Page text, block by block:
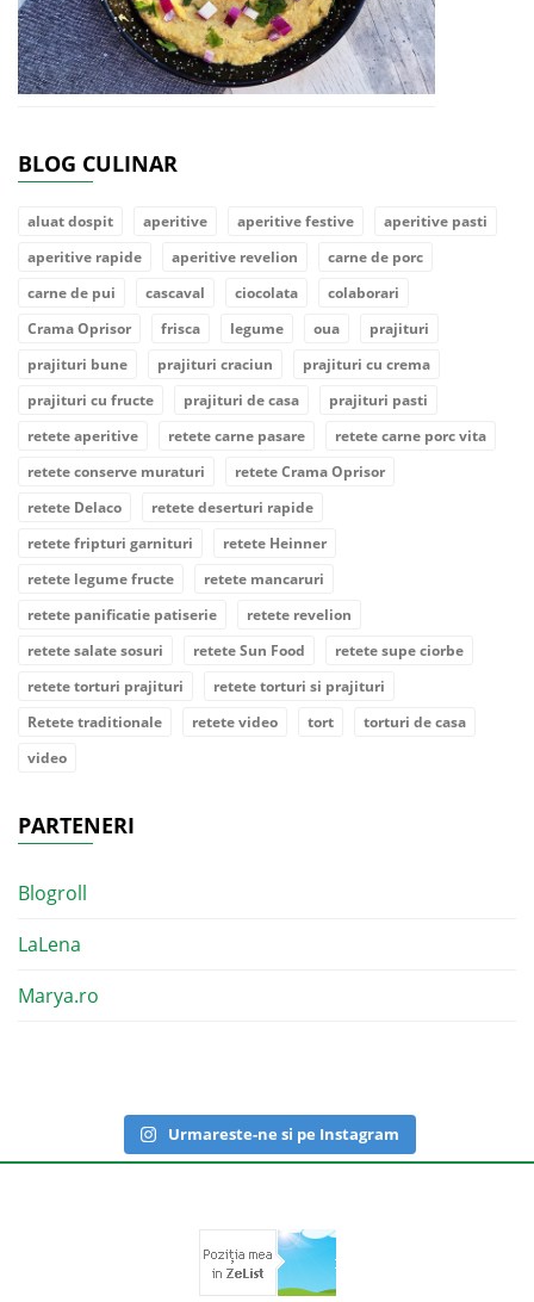
BLOG CULINAR
aluat dospit aperitive aperitive festive
aperitive pasti
aperitive rapide
aperitive revelion
carne de porc
carne de pui
cascaval ciocolata
colaborari
Crama Oprisor
frisca legume oua
prajituri
prajituri bune
prajituri craciun
prajituri cu crema
prajituri cu fructe
prajituri de casa
prajituri pasti
retete aperitive
retete carne pasare
retete carne porc vita
retete conserve muraturi
retete Crama Oprisor
retete Delaco
retete deserturi rapide
retete fripturi garnituri
retete Heinner
retete legume fructe
retete mancaruri
retete panificatie patiserie
retete revelion
retete salate sosuri
retete Sun Food
retete supe ciorbe
retete torturi prajituri
retete torturi si prajituri
Retete traditionale
retete video tort
torturi de casa
video
PARTENERI
Blogroll
LaLena
Marya.ro
Urmareste-ne si pe Instagram